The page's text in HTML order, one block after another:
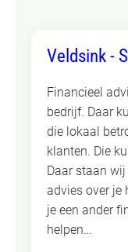
Veldsink -
Financieel
bedrijf. Daar
die lokaal
klanten. Die
Daar staan
advies over je
je een ander
helpen…